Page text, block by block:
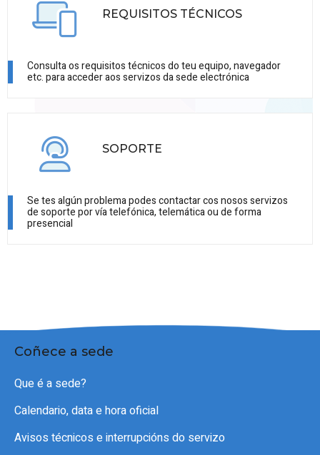
REQUISITOS TÉCNICOS
Consulta os requisitos técnicos do teu equipo, navegador
etc. para acceder aos servizos da sede electrónica
SOPORTE
Se tes algún problema podes contactar cos nosos servizos
de soporte por vía telefónica, telemática ou de forma
presencial
Coñece a sede
Que é a sede?
Calendario, data e hora oficial
Avisos técnicos e interrupcións do servizo